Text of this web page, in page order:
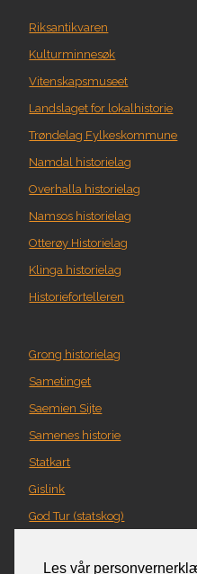
Les vår
Riksantikvaren
Kulturminnesøk
Vitenskapsmuseet
Landslaget for lokalhistorie
Trøndelag Fylkeskommune
Namdal historielag
Overhalla historielag
Namsos historielag
Otterøy Historielag
Klinga historielag
Historiefortelleren
Grong historielag
Sametinget
Saemien Sijte
Samenes historie
Statkart
Gislink
God Tur (statskog)
Norgeskart